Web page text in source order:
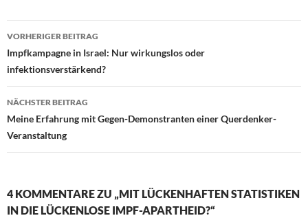
Beitragsnavigation
VORHERIGER BEITRAG
Impfkampagne in Israel: Nur wirkungslos oder
infektionsverstärkend?
NÄCHSTER BEITRAG
Meine Erfahrung mit Gegen-Demonstranten einer Querdenker-
Veranstaltung
4 KOMMENTARE ZU „MIT LÜCKENHAFTEN STATISTIKEN
IN DIE LÜCKENLOSE IMPF-APARTHEID?“